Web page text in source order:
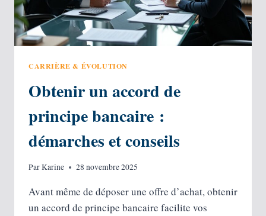
CARRIÈRE & ÉVOLUTION
Obtenir un accord de
principe bancaire :
démarches et conseils
ParKarine 28 novembre 2025
Avant même de déposer une offre d’achat, obtenir
un accord de principe bancaire facilite vos